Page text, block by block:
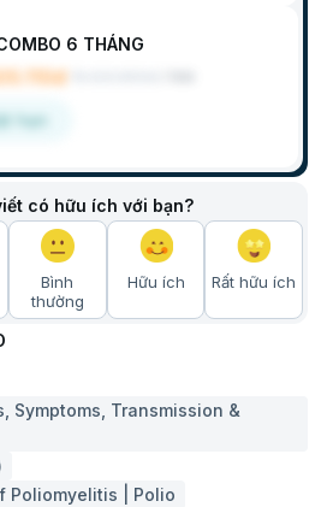
6 THÁNG
hẹn
có hữu ích với bạn?
Bình
thường
Hữu ích Rất hữu ích
Symptoms, Transmission &
Poliomyelitis | Polio